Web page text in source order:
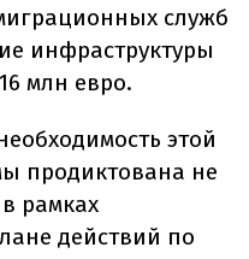
служб
инфраструктуры
млн евро.
этой
продиктована не
рамках
действий по